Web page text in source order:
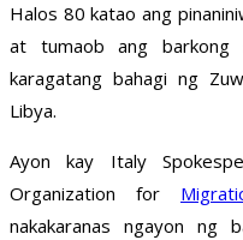
Halos 80 katao ang
at tumaob ang barkong
karagatang bahagi ng
Libya.
Ayon kay Italy
Organization for
nakakaranas ngayon ng